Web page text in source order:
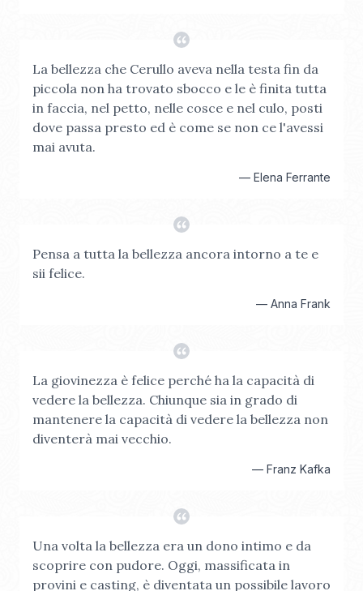
La bellezza che Cerullo aveva nella testa fin da
piccola non ha trovato sbocco e le è finita tutta
in faccia, nel petto, nelle cosce e nel culo, posti
dove passa presto ed è come se non ce l'avessi
mai avuta.
— Elena Ferrante
Pensa a tutta la bellezza ancora intorno a te e
sii felice.
— Anna Frank
La giovinezza è felice perché ha la capacità di
vedere la bellezza. Chiunque sia in grado di
mantenere la capacità di vedere la bellezza non
diventerà mai vecchio.
— Franz Kafka
Una volta la bellezza era un dono intimo e da
scoprire con pudore. Oggi, massificata in
provini e casting, è diventata un possibile lavoro